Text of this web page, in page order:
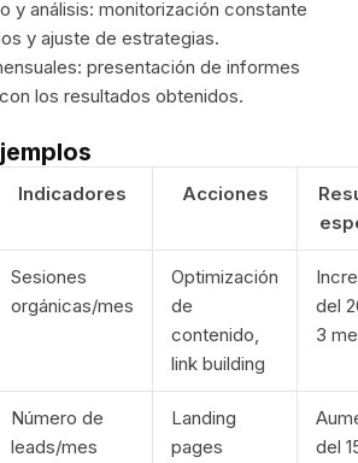
y análisis: monitorización constante
y ajuste de estrategias.
presentación de informes
los resultados obtenidos.
Indicadores Acciones
Sesiones
orgánicas/mes
Optimización
de
contenido,
link building
del
3
Número de
leads/mes
Landing
pages
del